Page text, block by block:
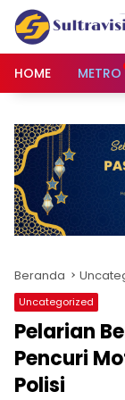
Langsung
konten
HOME
METRO
Beranda
Uncategorized
Pelarian
Pencuri
Polisi